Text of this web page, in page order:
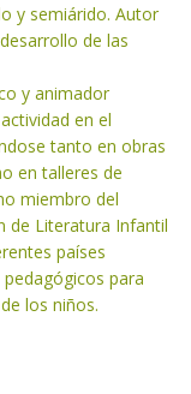
y semiárido. Autor
de las
y animador
en el
tanto en obras
en talleres de
miembro del
de Literatura Infantil
países
para
los niños.